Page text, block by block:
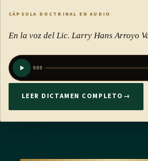
CÁPSULA DOCTRINAL EN AUDIO
En la voz del Lic. Larry Hans Arroyo
0:00
LEER DICTAMEN COMPLETO →